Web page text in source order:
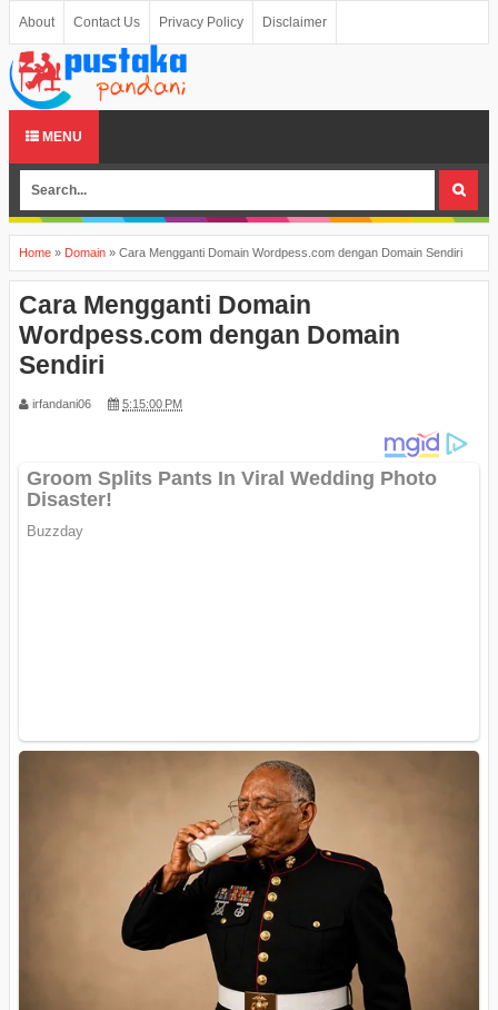
About Contact Us Privacy Policy Disclaimer
MENU
Home » Domain » Cara Mengganti Domain Wordpess.com dengan Domain Sendiri
Cara Mengganti Domain
Wordpess.com dengan Domain
Sendiri
irfandani06 5:15:00 PM